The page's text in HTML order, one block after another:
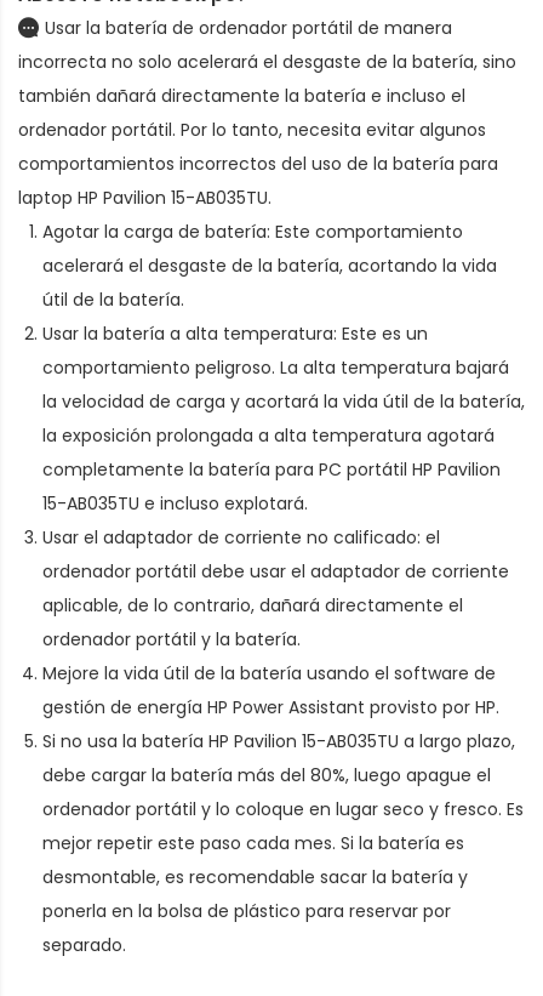
Usar la batería de ordenador portátil de manera
incorrecta no solo acelerará el desgaste de la batería, sino
también dañará directamente la batería e incluso el
ordenador portátil. Por lo tanto, necesita evitar algunos
comportamientos incorrectos del uso de la batería para
laptop HP Pavilion 15-AB035TU.
Agotar la carga de batería: Este comportamiento
acelerará el desgaste de la batería, acortando la vida
útil de la batería.
Usar la batería a alta temperatura: Este es un
comportamiento peligroso. La alta temperatura bajará
la velocidad de carga y acortará la vida útil de la batería,
la exposición prolongada a alta temperatura agotará
completamente la batería para PC portátil HP Pavilion
15-AB035TU e incluso explotará.
Usar el adaptador de corriente no calificado: el
ordenador portátil debe usar el adaptador de corriente
aplicable, de lo contrario, dañará directamente el
ordenador portátil y la batería.
Mejore la vida útil de la batería usando el software de
gestión de energía HP Power Assistant provisto por HP.
Si no usa la batería HP Pavilion 15-AB035TU a largo plazo,
debe cargar la batería más del 80%, luego apague el
ordenador portátil y lo coloque en lugar seco y fresco. Es
mejor repetir este paso cada mes. Si la batería es
desmontable, es recomendable sacar la batería y
ponerla en la bolsa de plástico para reservar por
separado.